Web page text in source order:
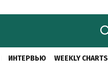
ИНТЕРВЬЮ WEEKLY CHARTS